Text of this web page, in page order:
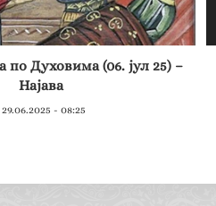
по Духовима (06. јул 25) –
Најава
29.06.2025 - 08:25